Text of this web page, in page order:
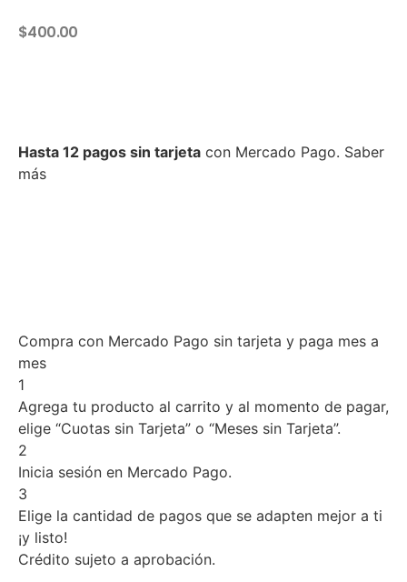
$400.00
Hasta 12 pagos sin tarjeta con Mercado Pago. Saber
más
Compra con Mercado Pago sin tarjeta y paga mes a
mes
1
Agrega tu producto al carrito y al momento de pagar,
elige “Cuotas sin Tarjeta” o “Meses sin Tarjeta”.
2
Inicia sesión en Mercado Pago.
3
Elige la cantidad de pagos que se adapten mejor a ti
¡y listo!
Crédito sujeto a aprobación.